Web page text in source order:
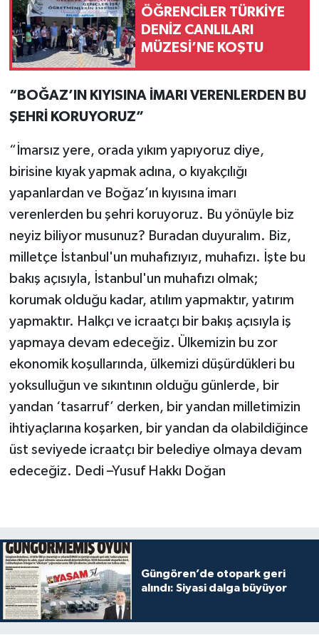
ÖĞRENCİLER TÜRKİYE
DENİZ CANLILARI
MÜZESİ’NE KOŞTU
“BOĞAZ’IN KIYISINA İMARI VERENLERDEN BU
ŞEHRİ KORUYORUZ”
“İmarsız yere, orada yıkım yapıyoruz diye,
birisine kıyak yapmak adına, o kıyakçılığı
yapanlardan ve Boğaz’ın kıyısına imarı
verenlerden bu şehri koruyoruz. Bu yönüyle biz
neyiz biliyor musunuz? Buradan duyuralım. Biz,
milletçe İstanbul'un muhafızıyız, muhafızı. İşte bu
bakış açısıyla, İstanbul'un muhafızı olmak;
korumak olduğu kadar, atılım yapmaktır, yatırım
yapmaktır. Halkçı ve icraatçı bir bakış açısıyla iş
yapmaya devam edeceğiz. Ülkemizin bu zor
ekonomik koşullarında, ülkemizi düşürdükleri bu
yoksulluğun ve sıkıntının olduğu günlerde, bir
yandan ‘tasarruf’ derken, bir yandan milletimizin
ihtiyaçlarına koşarken, bir yandan da olabildiğince
üst seviyede icraatçı bir belediye olmaya devam
edeceğiz. Dedi –Yusuf Hakkı Doğan
Güngören’de otopark geri
alındı: Siyasi dalga büyüyor